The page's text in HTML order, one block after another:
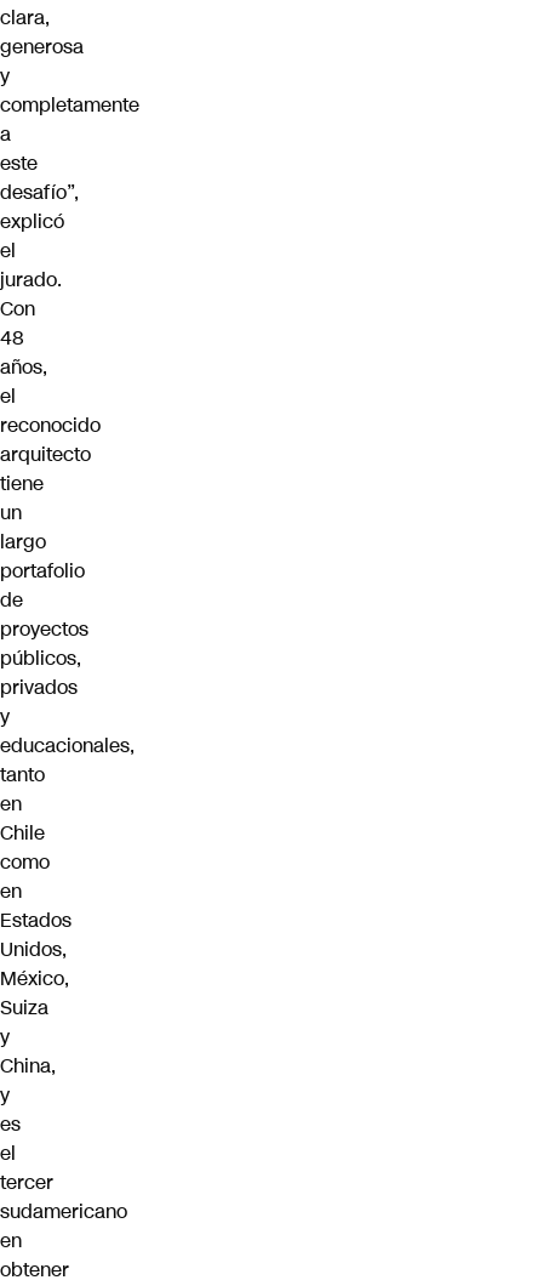
clara,
generosa
y
completamente
a
este
desafío”,
explicó
el
jurado.
Con
48
años,
el
reconocido
arquitecto
tiene
un
largo
portafolio
de
proyectos
públicos,
privados
y
educacionales,
tanto
en
Chile
como
en
Estados
Unidos,
México,
Suiza
y
China,
y
es
el
tercer
sudamericano
en
obtener